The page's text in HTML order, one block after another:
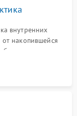
внутренних
накопившейся
лампы и
или вздутых